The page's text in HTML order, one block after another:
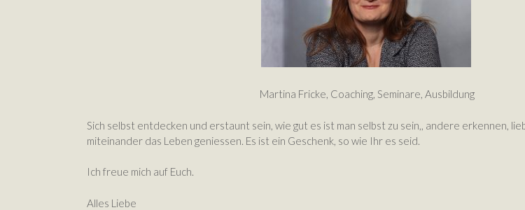
Martina Fricke, Coaching, Seminare, Ausbildung
Sich selbst entdecken und erstaunt sein, wie gut es ist man selbst zu sein,, andere erkennen,
miteinander das Leben geniessen. Es ist ein Geschenk, so wie Ihr es seid.
Ich freue mich auf Euch.
Alles Liebe